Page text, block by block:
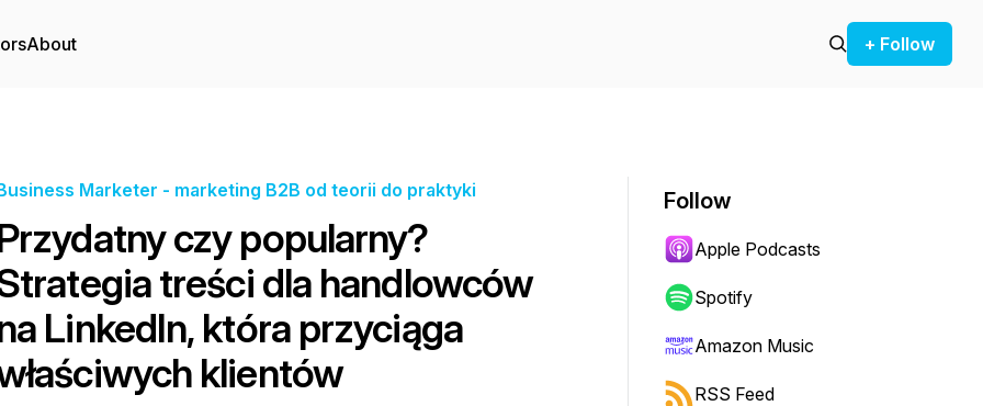
About + Follow
Marketer - marketing B2B od teorii do praktyki
czy popularny?
treści dla handlowców
LinkedIn, która przyciąga
klientów
Follow
Apple Podcasts
Spotify
Amazon Music
RSS Feed